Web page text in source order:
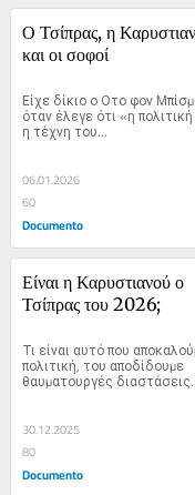
Ο Τσίπρας, η
και οι σοφοί
Είχε δίκιο ο Οτο φον
όταν έλεγε ότι «η πολιτική
η τέχνη του...
06.01.2026
60
Documento
Είναι η Καρυστιανού ο
Τσίπρας του 2026;
Τι είναι αυτό που
πολιτική, του αποδίδουµε
θαυµατουργές
30.12.2025
80
Documento